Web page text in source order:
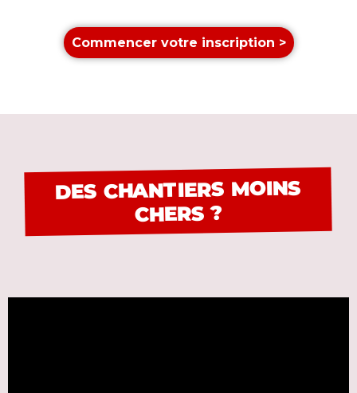
Commencer votre inscription >
DES CHANTIERS MOINS
CHERS ?